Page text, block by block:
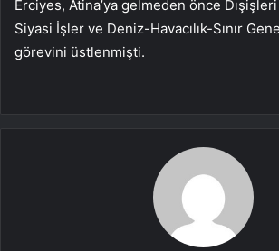
Erciyes, Atina’ya gelmeden önce Dışişleri
Siyasi İşler ve Deniz-Havacılık-Sınır
görevini üstlenmişti.